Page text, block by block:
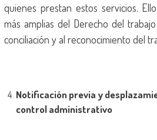
quienes prestan estos servicios.
más amplias del Derecho del
conciliación y al reconocimiento del
Notificación previa y
control administrativo